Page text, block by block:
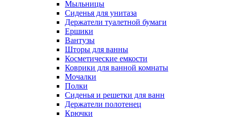
Мыльницы
Сиденья для унитаза
Держатели туалетной бумаги
Ершики
Вантузы
Шторы для ванны
Косметические емкости
Коврики для ванной комнаты
Мочалки
Полки
Сиденья и решетки для ванн
Держатели полотенец
Крючки